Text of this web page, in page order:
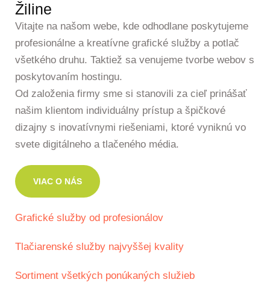
Žiline
Vitajte na našom webe, kde odhodlane poskytujeme
profesionálne a kreatívne grafické služby a potlač
všetkého druhu. Taktiež sa venujeme tvorbe webov s
poskytovaním hostingu.
Od založenia firmy sme si stanovili za cieľ prinášať
našim klientom individuálny prístup a špičkové
dizajny s inovatívnymi riešeniami, ktoré vyniknú vo
svete digitálneho a tlačeného média.
VIAC O NÁS
Grafické služby od profesionálov
Tlačiarenské služby najvyššej kvality
Sortiment všetkých ponúkaných služieb